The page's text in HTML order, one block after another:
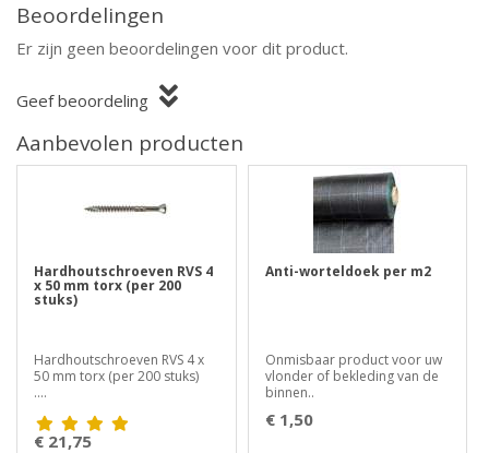
Beoordelingen
Er zijn geen beoordelingen voor dit product.
Geef beoordeling
Aanbevolen producten
Hardhoutschroeven RVS 4
x 50 mm torx (per 200
stuks)
Hardhoutschroeven RVS 4 x
50 mm torx (per 200 stuks)
....
€ 21,75
Anti-worteldoek per m2
Onmisbaar product voor uw
vlonder of bekleding van de
binnen..
€ 1,50